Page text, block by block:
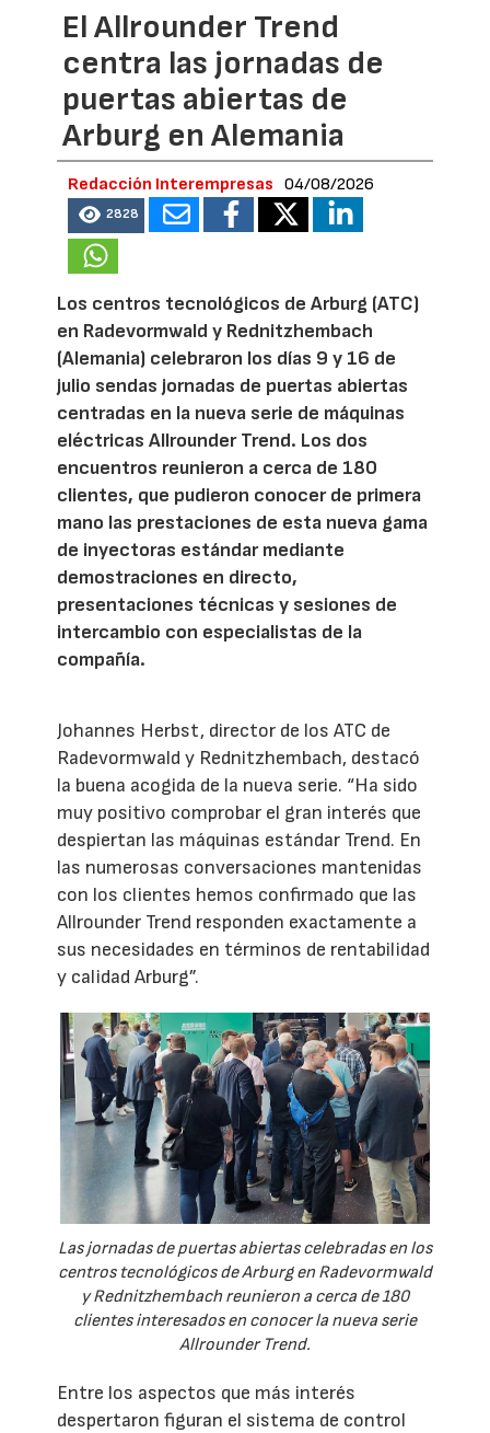
El Allrounder Trend
centra las jornadas de
puertas abiertas de
Arburg en Alemania
Redacción Interempresas 04/08/2026
2828
Los centros tecnológicos de Arburg (ATC)
en Radevormwald y Rednitzhembach
(Alemania) celebraron los días 9 y 16 de
julio sendas jornadas de puertas abiertas
centradas en la nueva serie de máquinas
eléctricas Allrounder Trend. Los dos
encuentros reunieron a cerca de 180
clientes, que pudieron conocer de primera
mano las prestaciones de esta nueva gama
de inyectoras estándar mediante
demostraciones en directo,
presentaciones técnicas y sesiones de
intercambio con especialistas de la
compañía.
Johannes Herbst, director de los ATC de
Radevormwald y Rednitzhembach, destacó
la buena acogida de la nueva serie. “Ha sido
muy positivo comprobar el gran interés que
despiertan las máquinas estándar Trend. En
las numerosas conversaciones mantenidas
con los clientes hemos confirmado que las
Allrounder Trend responden exactamente a
sus necesidades en términos de rentabilidad
y calidad Arburg”.
Las jornadas de puertas abiertas celebradas en los
centros tecnológicos de Arburg en Radevormwald
y Rednitzhembach reunieron a cerca de 180
clientes interesados en conocer la nueva serie
Allrounder Trend.
Entre los aspectos que más interés
despertaron figuran el sistema de control